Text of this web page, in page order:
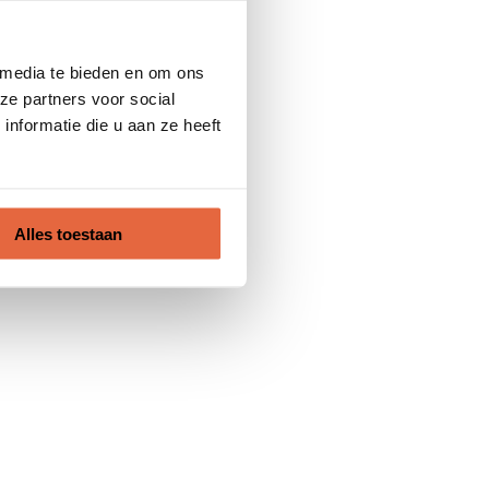
te bieden en om ons
partners voor social
die u aan ze heeft
Alles toestaan